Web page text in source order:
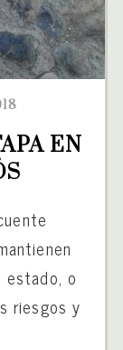
EN
estado, o
riesgos y